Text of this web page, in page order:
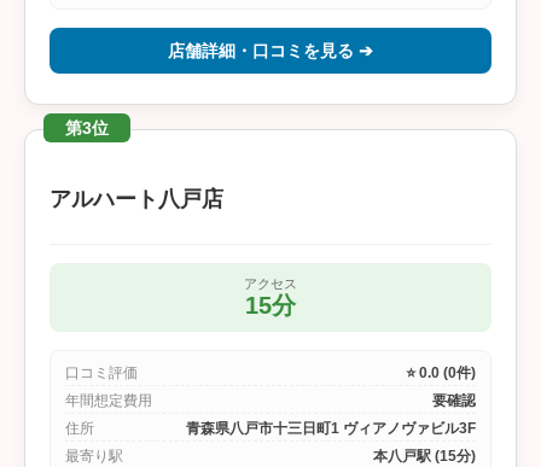
店舗詳細・口コミを見る ➔
第3位
アルハート八戸店
アクセス
15分
口コミ評価
⭐ 0.0 (0件)
年間想定費用
要確認
住所
青森県八戸市十三日町1 ヴィアノヴァビル3F
最寄り駅
本八戸駅 (15分)